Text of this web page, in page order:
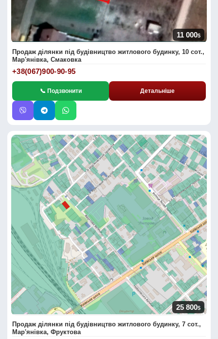
11 000$
Продаж ділянки під будівництво житлового будинку, 10 сот.,
Мар'янівка, Смаковка
+38(067)900-90-95
📞 Подзвонити Детальніше
25 800$
Продаж ділянки під будівництво житлового будинку, 7 сот.,
Мар'янівка, Фруктова